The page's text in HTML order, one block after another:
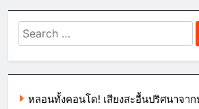
Search
for:
หลอนทั้งคอนโด! เสียงสะอื้นปริศนาจาก